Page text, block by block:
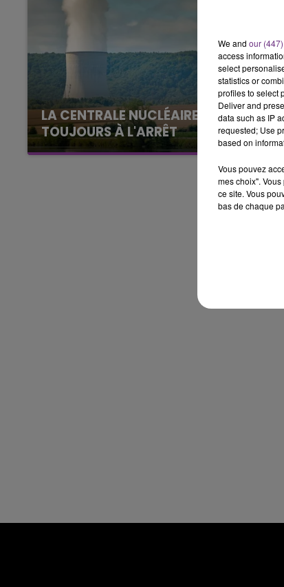
LA CENTRALE NUCLÉAIRE DE CHOOZ
TOUJOURS À L'ARRÊT
Cela fait déjà une semaine que la centrale
nucléaire ardennaise est à l'arrêt. Une
justifiée par la sécheresse intense qui est
We and our
access
select
statistics or
profiles to select
Deliver and
data such as IP
requested; Use
based on
Vous pouvez
mes choix".
ce site. Vous
bas de chaque